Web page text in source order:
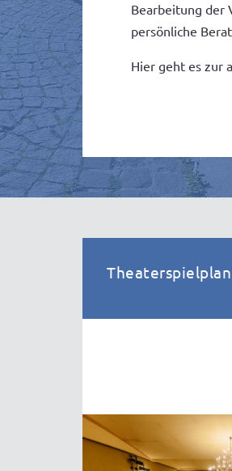
Bearbeitung der
persönliche
Hier geht es zur
Theaterspielplan